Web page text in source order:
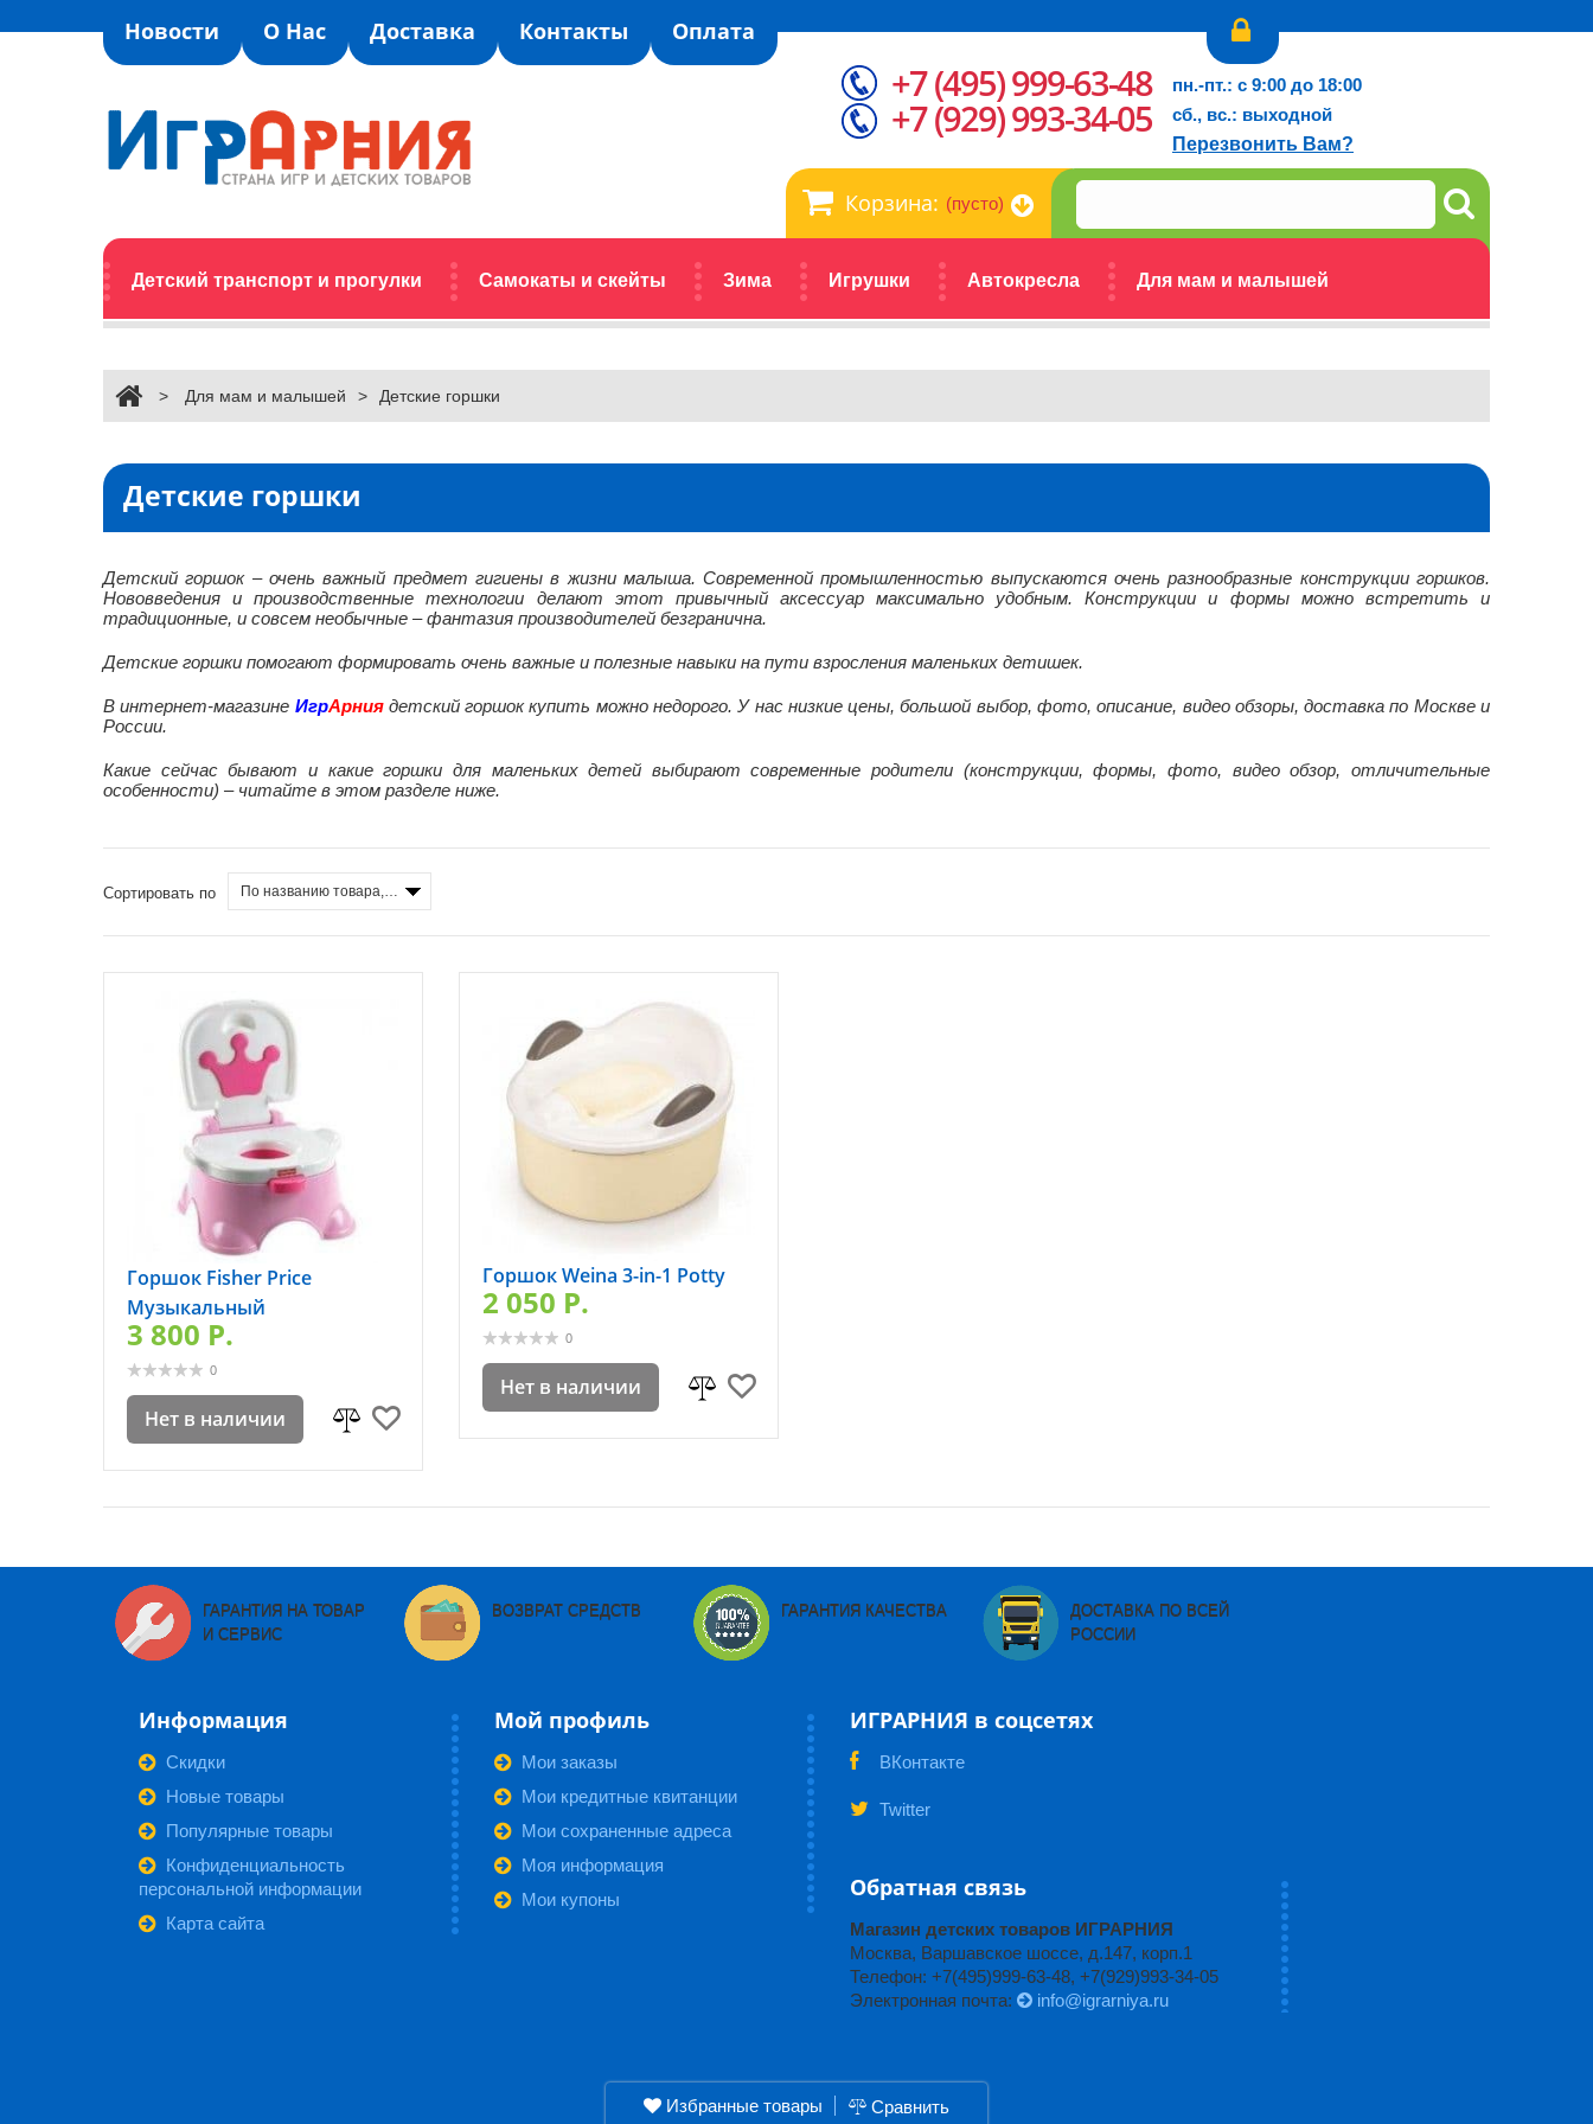
Новости О Нас Доставка Контакты Оплата
Корзина: (пусто)
Детский транспорт и прогулки Самокаты и скейты Зима Игрушки Автокресла Для мам и малышей
+7 (495) 999-63-48
+7 (929) 993-34-05
пн.-пт.: с 9:00 до 18:00
сб., вс.: выходной
Перезвонить Вам?
> Для мам и малышей > Детские горшки
Детские горшки
Детский горшок – очень важный предмет гигиены в жизни малыша. Современной промышленностью выпускаются очень разнообразные конструкции горшков.
Нововведения и производственные технологии делают этот привычный аксессуар максимально удобным. Конструкции и формы можно встретить и
традиционные, и совсем необычные – фантазия производителей безгранична.
Детские горшки помогают формировать очень важные и полезные навыки на пути взросления маленьких детишек.
В интернет-магазине ИгрАрниядетский горшок купить можно недорого. У нас низкие цены, большой выбор, фото, описание, видео обзоры, доставка по Москве и
России.
Какие сейчас бывают и какие горшки для маленьких детей выбирают современные родители (конструкции, формы, фото, видео обзор, отличительные
особенности) – читайте в этом разделе ниже.
Сортировать по По названию товара, от А до Я
Горшок Fisher Price
Музыкальный
3 800 P.
0
Нет в наличии
Горшок Weina 3-in-1 Potty
2 050 P.
0
Нет в наличии
ГАРАНТИЯ НА ТОВАР
И СЕРВИС
ВОЗВРАТ СРЕДСТВ ГАРАНТИЯ КАЧЕСТВА
ДОСТАВКА ПО ВСЕЙ
РОССИИ
Информация
Скидки
Новые товары
Популярные товары
Конфиденциальность
персональной информации
Карта сайта
Мой профиль
Мои заказы
Мои кредитные квитанции
Мои сохраненные адреса
Моя информация
Мои купоны
ИГРАРНИЯ в соцсетях
ВКонтакте
Twitter
Обратная связь
Магазин детских товаров ИГРАРНИЯ
Москва, Варшавское шоссе, д.147, корп.1
Телефон: +7(495)999-63-48, +7(929)993-34-05
Электронная почта:
info@igrarniya.ru
Избранные товары